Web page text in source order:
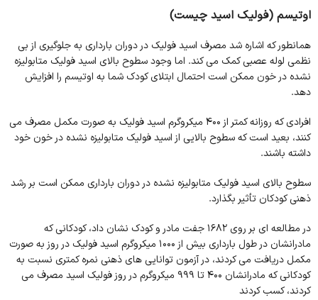
اوتیسم (فولیک اسید چیست)
همانطور که اشاره شد مصرف اسید فولیک در دوران بارداری به جلوگیری از بی
نظمی لوله عصبی کمک می کند. اما وجود سطوح بالای اسید فولیک متابولیزه
نشده در خون ممکن است احتمال ابتلای کودک شما به اوتیسم را افزایش
دهد.
افرادی که روزانه کمتر از 400 میکروگرم اسید فولیک به صورت مکمل مصرف می
کنند، بعید است که سطوح بالایی از اسید فولیک متابولیزه نشده در خون خود
داشته باشند.
سطوح بالای اسید فولیک متابولیزه نشده در دوران بارداری ممکن است بر رشد
ذهنی کودکان تأثیر بگذارد.
در مطالعه ای بر روی 1682 جفت مادر و کودک نشان داد، کودکانی که
مادرانشان در طول بارداری بیش از 1000 میکروگرم اسید فولیک در روز به صورت
مکمل دریافت می کردند، در آزمون توانایی های ذهنی نمره کمتری نسبت به
کودکانی که مادرانشان 400 تا 999 میکروگرم در روز فولیک اسید مصرف می
کردند، کسب کردند